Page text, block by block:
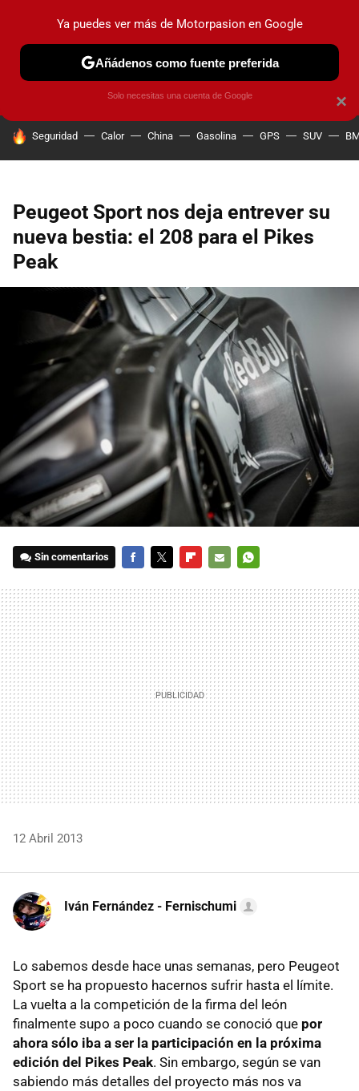
PRUEBAS COCHES ELÉCTRICOS OBSERVATORIO
HOY SE HABLA DE
Seguridad Calor China Gasolina GPS SUV
Peugeot Sport nos deja entrever su
nueva bestia: el 208 para el Pikes
Peak
Sin comentarios
MAIL
12 Abril 2013
Iván Fernández - Fernischumi
Lo sabemos desde hace unas semanas, pero Peugeot
Sport se ha propuesto hacernos sufrir hasta el límite.
La vuelta a la competición de la firma del león
finalmente supo a poco cuando se conoció que por
ahora sólo iba a ser la participación en la próxima
edición del Pikes Peak. Sin embargo, según se van
sabiendo más detalles del proyecto más nos va
×
Ya puedes ver más de Motorpasion en Google
Añádenos como fuente preferida
Solo necesitas una cuenta de Google